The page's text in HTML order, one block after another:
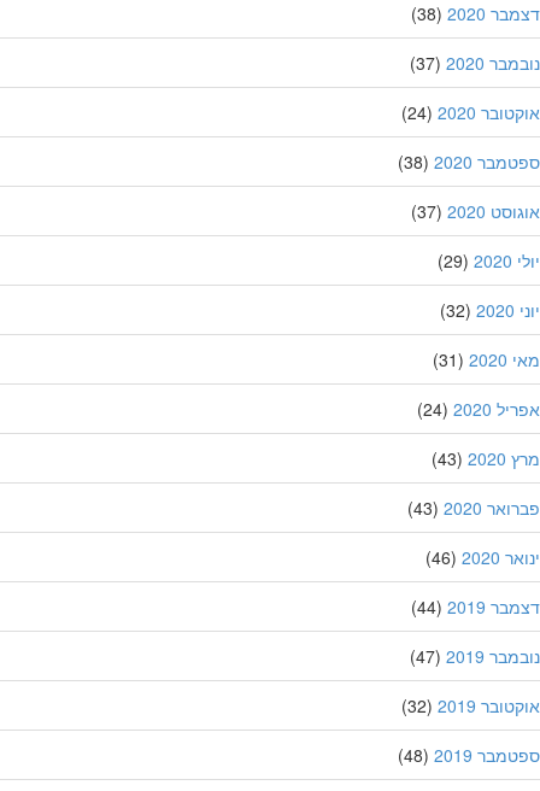
2020
(38)
2020
(37)
2020
(24)
2020
(38)
2020
(37)
(29)
(32)
(31)
2020
(24)
(43)
2020
(43)
2020
(46)
2019
(44)
2019
(47)
2019
(32)
2019
(48)